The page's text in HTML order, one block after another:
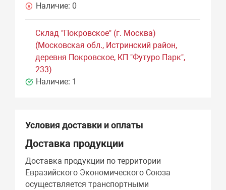
Наличие: 0
Склад "Покровское" (г. Москва)
(Московская обл., Истринский район,
деревня Покровское, КП "Футуро Парк",
233)
Наличие: 1
Условия доставки и оплаты
Доставка продукции
Доставка продукции по территории
Евразийского Экономического Союза
осуществляется транспортными